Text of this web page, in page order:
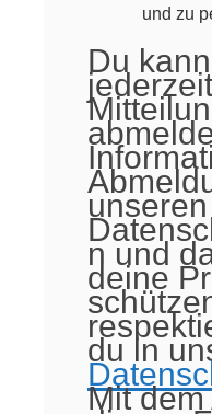
und zu
Du
unseren
n und
deine
du in
Mit